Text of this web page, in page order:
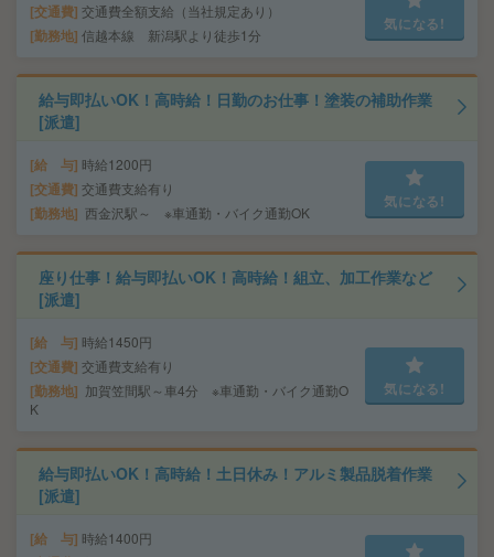
交通費 交通費全額支給（当社規定あり）
勤務地 信越本線 新潟駅より徒歩1分
気になる!
給与即払いOK！高時給！日勤のお仕事！塗装の補助作業
[派遣]
給 与 時給1200円
交通費 交通費支給有り
勤務地 西金沢駅～ ※車通勤・バイク通勤OK
気になる!
座り仕事！給与即払いOK！高時給！組立、加工作業など
[派遣]
給 与 時給1450円
交通費 交通費支給有り
勤務地
加賀笠間駅～車4分 ※車通勤・バイク通勤O
K
気になる!
給与即払いOK！高時給！土日休み！アルミ製品脱着作業
[派遣]
給 与 時給1400円